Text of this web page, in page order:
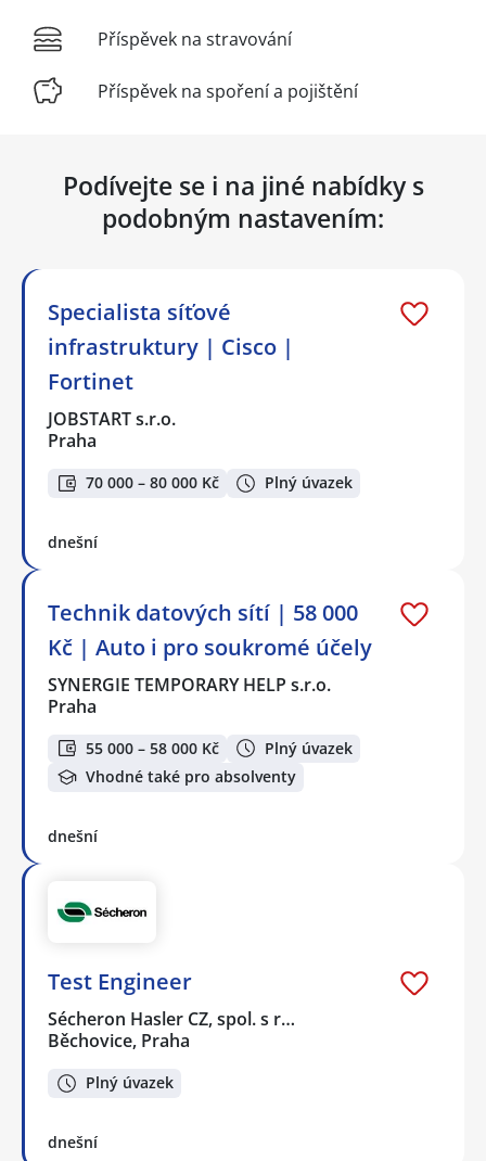
Příspěvek na stravování
Příspěvek na spoření a pojištění
Podívejte se i na jiné nabídky s
podobným nastavením:
Specialista síťové
infrastruktury | Cisco |
Fortinet
JOBSTART s.r.o.
Praha
70 000 – 80 000 Kč Plný úvazek
dnešní
Technik datových sítí | 58 000
Kč | Auto i pro soukromé účely
SYNERGIE TEMPORARY HELP s.r.o.
Praha
55 000 – 58 000 Kč
Plný úvazek
Vhodné také pro absolventy
dnešní
Test Engineer
Sécheron Hasler CZ, spol. s r…
Běchovice, Praha
Plný úvazek
dnešní